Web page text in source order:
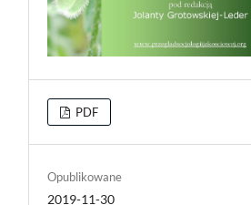
PDF
Opublikowane
2019-11-30